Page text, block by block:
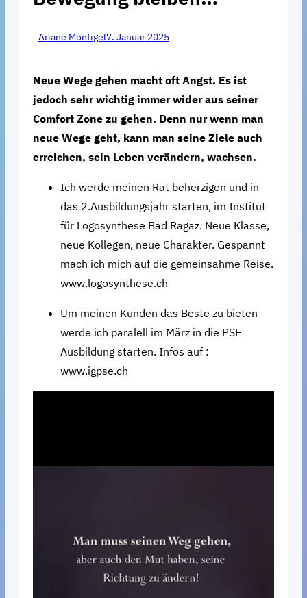
Ariane Montigel7. Januar 2025
Neue Wege gehen macht oft Angst. Es ist
jedoch sehr wichtig immer wider aus seiner
Comfort Zone zu gehen. Denn nur wenn man
neue Wege geht, kann man seine Ziele auch
erreichen, sein Leben verändern, wachsen.
Ich werde meinen Rat beherzigen und in
das 2.Ausbildungsjahr starten, im Institut
für Logosynthese Bad Ragaz. Neue Klasse,
neue Kollegen, neue Charakter. Gespannt
mach ich mich auf die gemeinsahme Reise.
www.logosynthese.ch
Um meinen Kunden das Beste zu bieten
werde ich paralell im März in die PSE
Ausbildung starten. Infos auf :
www.igpse.ch